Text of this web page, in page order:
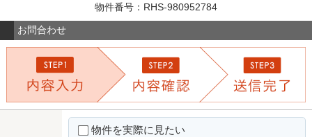
物件番号：RHS-980952784
お問合わせ
物件を実際に見たい